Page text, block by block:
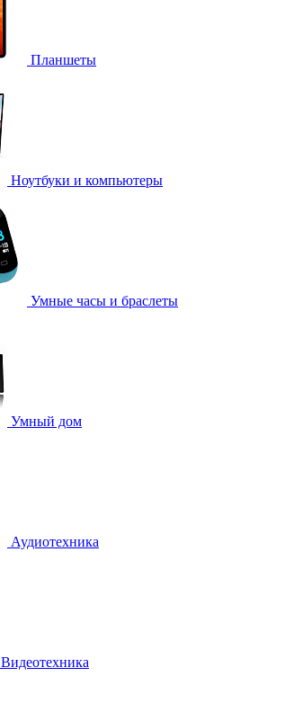
Планшеты
Ноутбуки и компьютеры
Умные часы и браслеты
Умный дом
Аудиотехника
Видеотехника